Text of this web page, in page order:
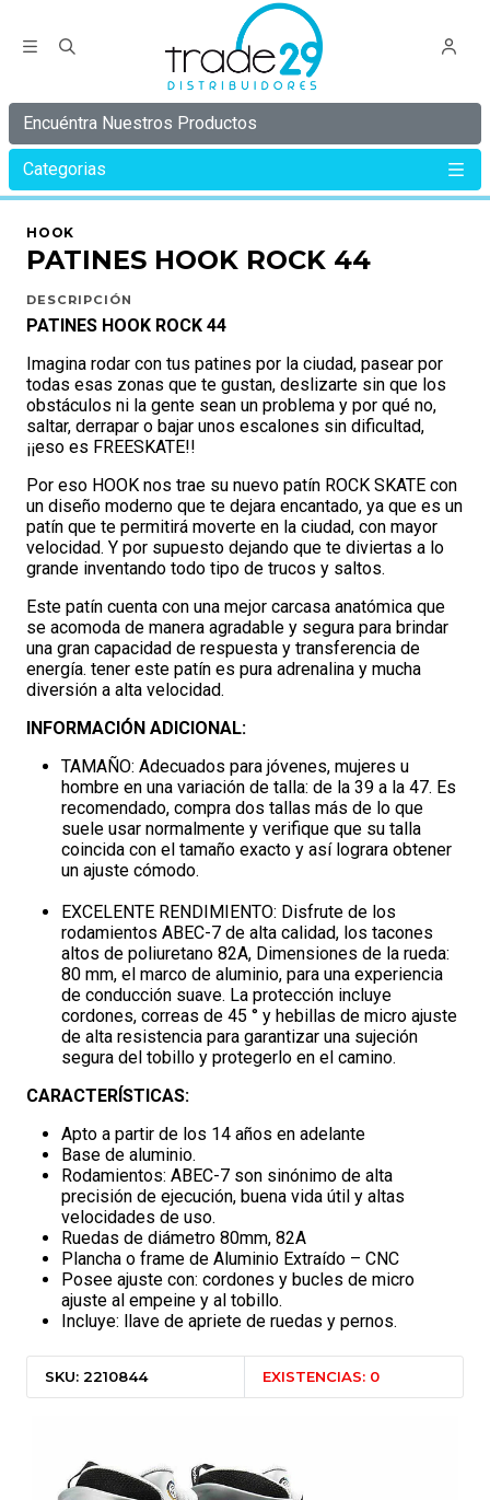
Encuéntra Nuestros Productos
Categorias
Inicio
HOOK
PATINES HOOK ROCK 44
DESCRIPCIÓN
PATINES HOOK ROCK 44
Imagina rodar con tus patines por la ciudad, pasear por
todas esas zonas que te gustan, deslizarte sin que los
obstáculos ni la gente sean un problema y por qué no,
saltar, derrapar o bajar unos escalones sin dificultad,
¡¡eso es FREESKATE!!
Por eso HOOK nos trae su nuevo patín ROCK SKATE con
un diseño moderno que te dejara encantado, ya que es un
patín que te permitirá moverte en la ciudad, con mayor
velocidad. Y por supuesto dejando que te diviertas a lo
grande inventando todo tipo de trucos y saltos.
Este patín cuenta con una mejor carcasa anatómica que
se acomoda de manera agradable y segura para brindar
una gran capacidad de respuesta y transferencia de
energía. tener este patín es pura adrenalina y mucha
diversión a alta velocidad.
INFORMACIÓN ADICIONAL:
TAMAÑO: Adecuados para jóvenes, mujeres u
hombre en una variación de talla: de la 39 a la 47. Es
recomendado, compra dos tallas más de lo que
suele usar normalmente y verifique que su talla
coincida con el tamaño exacto y así lograra obtener
un ajuste cómodo.
EXCELENTE RENDIMIENTO: Disfrute de los
rodamientos ABEC-7 de alta calidad, los tacones
altos de poliuretano 82A, Dimensiones de la rueda:
80 mm, el marco de aluminio, para una experiencia
de conducción suave. La protección incluye
cordones, correas de 45 ° y hebillas de micro ajuste
de alta resistencia para garantizar una sujeción
segura del tobillo y protegerlo en el camino.
CARACTERÍSTICAS:
Apto a partir de los 14 años en adelante
Base de aluminio.
Rodamientos: ABEC-7 son sinónimo de alta
precisión de ejecución, buena vida útil y altas
velocidades de uso.
Ruedas de diámetro 80mm, 82A
Plancha o frame de Aluminio Extraído – CNC
Posee ajuste con: cordones y bucles de micro
ajuste al empeine y al tobillo.
Incluye: llave de apriete de ruedas y pernos.
SKU: 2210844 EXISTENCIAS: 0